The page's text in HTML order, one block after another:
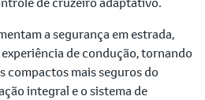
a segurança em estrada,
de condução, tornando
compactos mais seguros do
integral e o sistema de